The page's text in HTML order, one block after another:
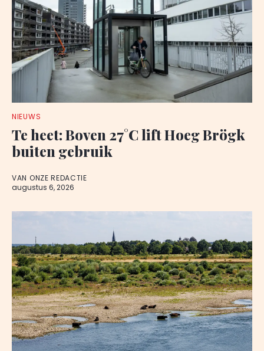
NIEUWS
Te heet: Boven 27°C lift Hoeg Brögk
buiten gebruik
VAN ONZE REDACTIE
augustus 6, 2026